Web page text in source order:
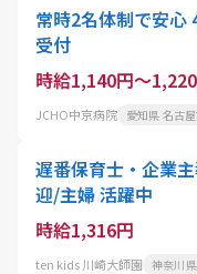
常時2名体制で安心
受付
時給1,140円～
JCHO中京病院 愛知県 名古
遅番保育士・企業
迎/主婦 活躍中
時給1,316円
ten kids 川崎大師園 神奈川